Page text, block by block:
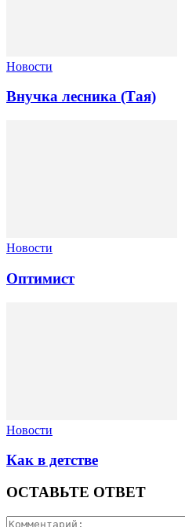
Новости
Внучка лесника (Тая)
Новости
Оптимист
Новости
Как в детстве
ОСТАВЬТЕ ОТВЕТ